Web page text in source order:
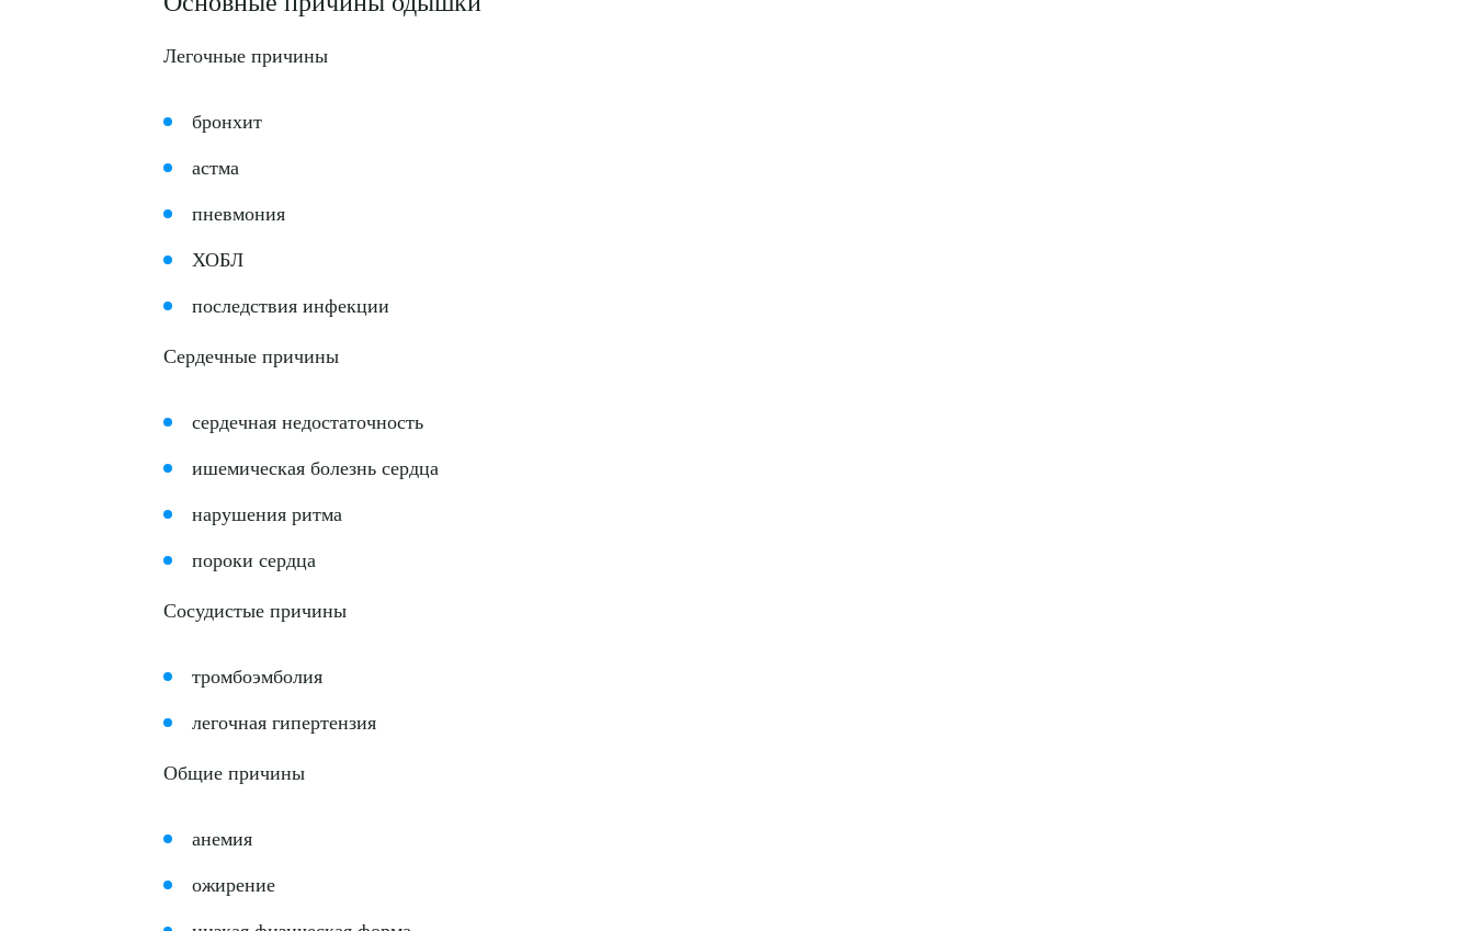
Легочные причины
бронхит
астма
пневмония
ХОБЛ
последствия инфекции
Сердечные причины
сердечная недостаточность
ишемическая болезнь сердца
нарушения ритма
пороки сердца
Сосудистые причины
тромбоэмболия
легочная гипертензия
Общие причины
анемия
ожирение